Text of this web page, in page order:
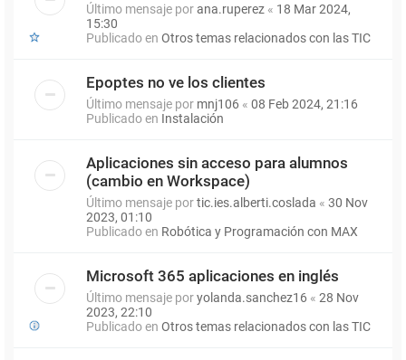
Último mensaje porana.ruperez « 18 Mar 2024,
15:30
Publicado en Otros temas relacionados con las TIC
Epoptes no ve los clientes
Último mensaje por mnj106 « 08 Feb 2024, 21:16
Publicado en Instalación
Aplicaciones sin acceso para alumnos
(cambio en Workspace)
Último mensaje portic.ies.alberti.coslada « 30 Nov
2023, 01:10
Publicado en Robótica y Programación con MAX
Microsoft 365 aplicaciones en inglés
Último mensaje poryolanda.sanchez16 « 28 Nov
2023, 22:10
Publicado en Otros temas relacionados con las TIC